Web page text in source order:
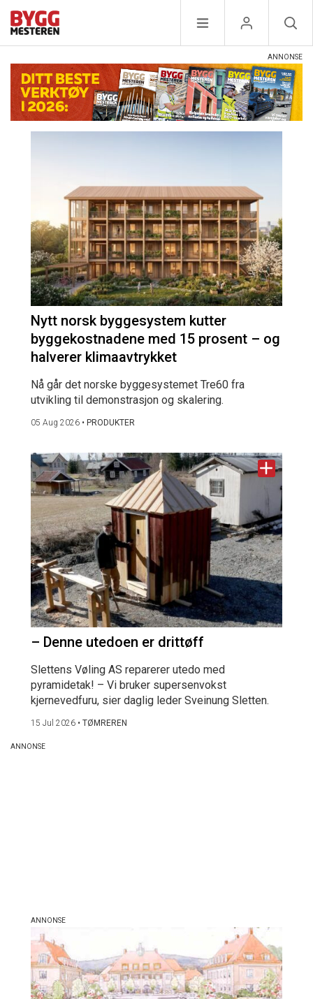
Nytt norsk byggesystem kutter
byggekostnadene med 15 prosent – og
halverer klimaavtrykket
Nå går det norske byggesystemet Tre60 fra
utvikling til demonstrasjon og skalering.
05 Aug 2026 • PRODUKTER
– Denne utedoen er drittøff
Slettens Vøling AS reparerer utedo med
pyramidetak! – Vi bruker supersenvokst
kjernevedfuru, sier daglig leder Sveinung Sletten.
15 Jul 2026 • TØMREREN